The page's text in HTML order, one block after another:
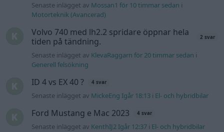
Senaste inlägget av Mossan1 för 10 timmar sedan i
Motorteknik (Avancerad)
Volvo 740 med lh2.2 spridare öppnar hela
tiden på tändning.
2 svar
Senaste inlägget av KlevaRaggarn för 20 timmar sedan i
Generell felsökning
ID 4 vs EX 40 ? 4 svar
Senaste inlägget av MickeEng Igår 18:13 i El- och hybridbilar
Ford Mustang e Mac 2023 4 svar
Senaste inlägget av KenthIJ2 Igår 12:37 i El- och hybridbilar